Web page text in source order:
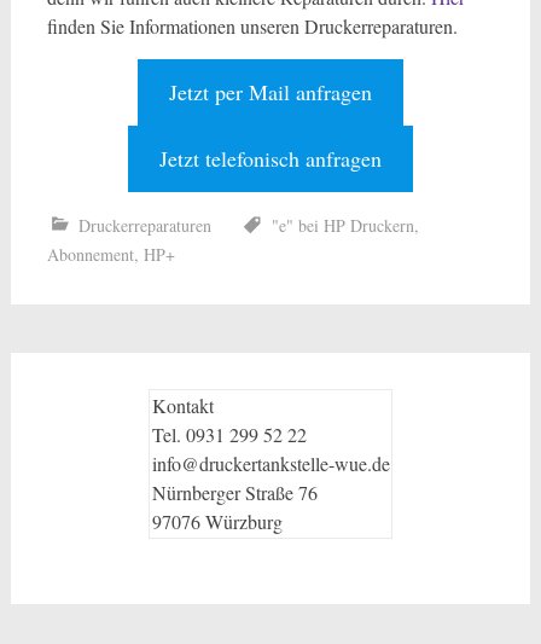
finden Sie Informationen unseren Druckerreparaturen.
Jetzt per Mail anfragen
Jetzt telefonisch anfragen
Druckerreparaturen "e" bei HP Druckern,
Abonnement, HP+
Kontakt
Tel. 0931 299 52 22
info@druckertankstelle-wue.de
Nürnberger Straße 76
97076 Würzburg